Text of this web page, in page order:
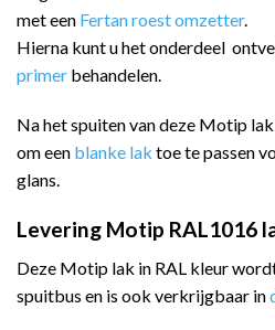
met een Fertan roest omzetter.
Hierna kunt u het onderdeel
primer behandelen.
Na het spuiten van deze Motip
om een blanke lak toe te passen
glans.
Levering Motip RAL1016
Deze Motip lak in RAL kleur
spuitbus en is ook verkrijgbaar in